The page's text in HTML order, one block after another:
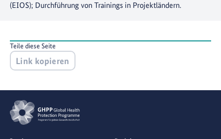
(EIOS); Durchführung von Trainings in Projektländern.
Teile diese Seite
Link kopieren